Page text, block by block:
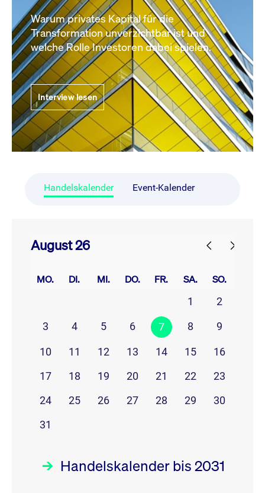
Warum privates Kapital für die
Transformation unverzichtbar ist und
welche Rolle Investoren dabei spielen.
Interview lesen
Handelskalender Event-Kalender
August 26
MO. DI. MI. DO. FR. SA. SO.
1
2
3
4 5 6 7 8 9
10 11 12 13 14 15
16
17
18 19 20 21 22
23
24
25 26 27 28 29
30
31
Handelskalender bis 2031